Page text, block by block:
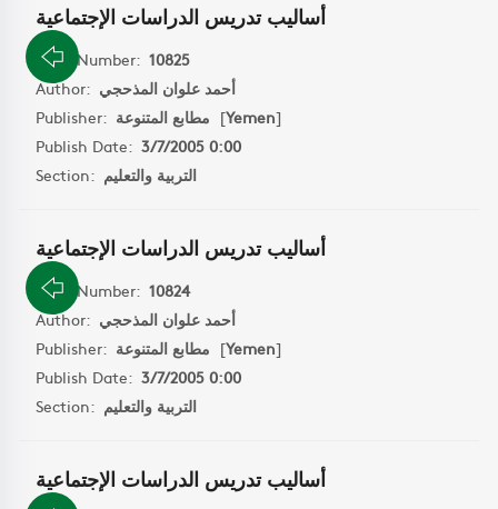
أساليب تدريس الدراسات الإجتماعية
Book Number: 10825
Author: أحمد علوان المذحجي
Publisher: مطابع المتنوعة [Yemen]
Publish Date: 3/7/2005 0:00
Section: التربية والتعليم
أساليب تدريس الدراسات الإجتماعية
Book Number: 10824
Author: أحمد علوان المذحجي
Publisher: مطابع المتنوعة [Yemen]
Publish Date: 3/7/2005 0:00
Section: التربية والتعليم
أساليب تدريس الدراسات الإجتماعية